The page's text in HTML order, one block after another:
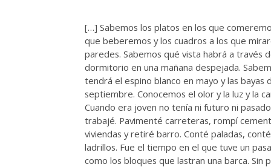
[…] Sabemos los platos en los que
que beberemos y los cuadros a los que
paredes. Sabemos qué vista habrá a través
dormitorio en una mañana despejada.
tendrá el espino blanco en mayo y las bayas
septiembre. Conocemos el olor y la luz y la
Cuando era joven no tenía ni futuro ni
trabajé. Pavimenté carreteras, rompí
viviendas y retiré barro. Conté paladas,
ladrillos. Fue el tiempo en el que tuve un
como los bloques que lastran una barca. Sin